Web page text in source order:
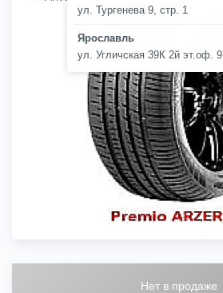
ул. Тургенева 9, стр. 1
Ярославль
ул. Угличская 39К 2й эт.оф. 9
Нет в продаже